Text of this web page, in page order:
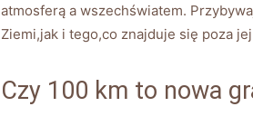
atmosferą a wszechświatem.
Ziemi,jak i tego,co znajduje się poza
Czy 100 km to nowa